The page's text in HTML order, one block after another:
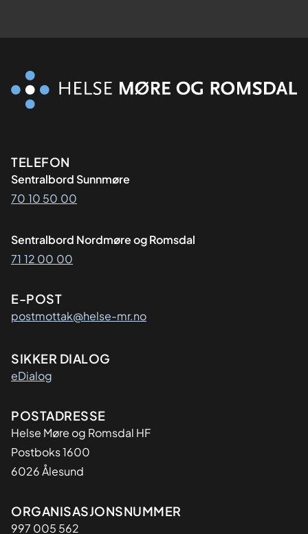
Kontaktinformasjon
TELEFON
Sentralbord Sunnmøre
70 10 50 00
Sentralbord Nordmøre og Romsdal
71 12 00 00
E-POST
postmottak@helse-mr.no
SIKKER DIALOG
eDialog
Adresse
POSTADRESSE
Helse Møre og Romsdal HF
Postboks 1600
6026 Ålesund
Organisasjon
ORGANISASJONSNUMMER
997 005 562